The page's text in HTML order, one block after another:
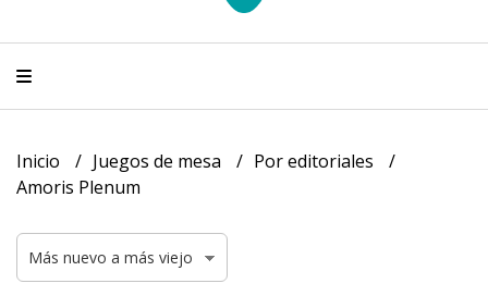
Inicio Juegos de mesa
Por editoriales
Amoris Plenum